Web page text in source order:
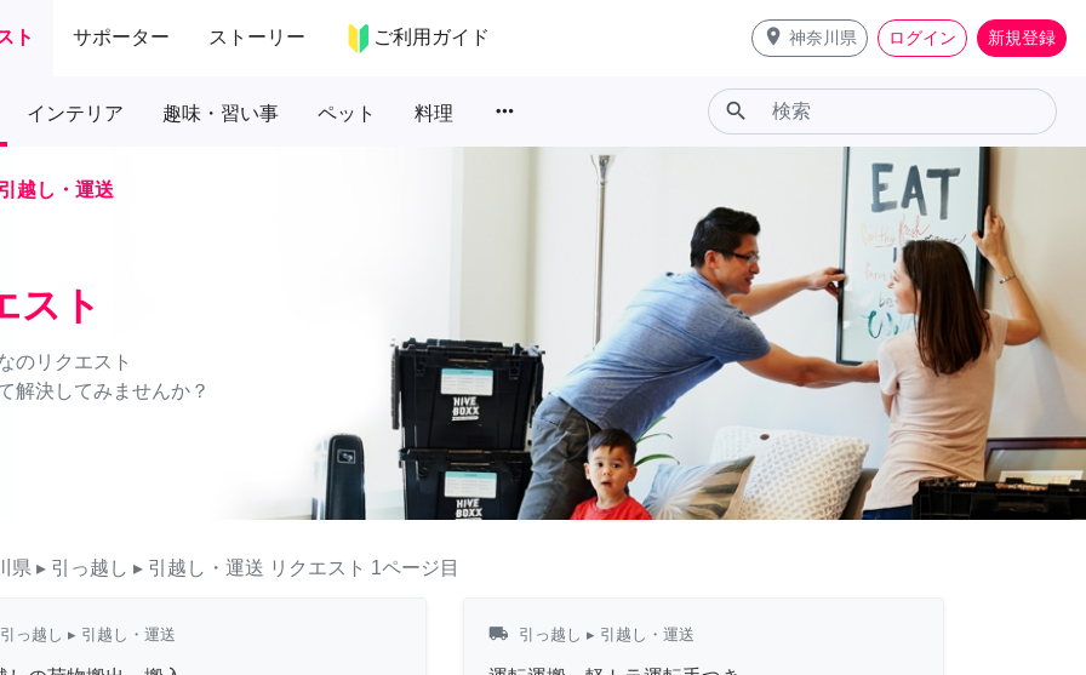
ト サポーター ストーリー ご利用ガイド place 神奈川県 ログイン 新規登録
インテリア 趣味・習い事 ペット 料理 more_horiz search
越し・運送
スト
のリクエスト
解決してみませんか？
県 ▸ 引っ越し ▸ 引越し・運送 リクエスト 1ページ目
引っ越し ▸ 引越し・運送 local_shipping 引っ越し ▸ 引越し・運送